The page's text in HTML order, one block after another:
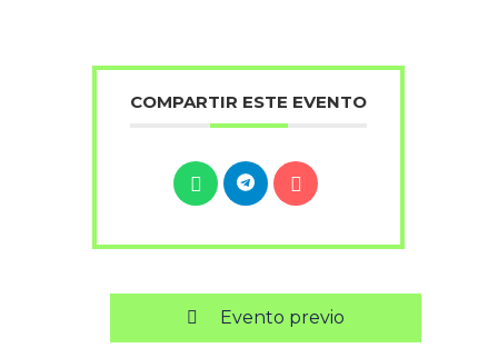
COMPARTIR ESTE EVENTO
Evento previo